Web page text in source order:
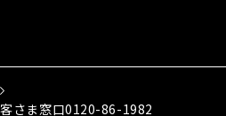
さま窓口0120-86-1982